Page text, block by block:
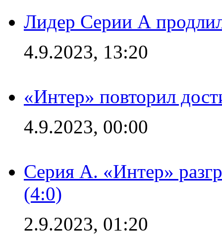
Лидер Серии А
4.9.2023, 13:20
«Интер» повторил
4.9.2023, 00:00
Серия А. «Интер»
(4:0)
2.9.2023, 01:20